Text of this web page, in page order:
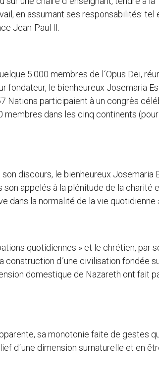
en assumant ses responsabilités: tel
Jean-Paul II.
5.000 membres de l´Opus Dei,
fondateur, le bienheureux Josemaria
Nations participaient à un congrès
membres dans les cinq continents
discours, le bienheureux Josemaria
appelés à la plénitude de la charité
dans la normalité de la vie quotidienne
quotidiennes » et le chrétien, par
construction d´une civilisation fondée
domestique de Nazareth ont fait
sa monotonie faite de gestes
d´une dimension surnaturelle et en